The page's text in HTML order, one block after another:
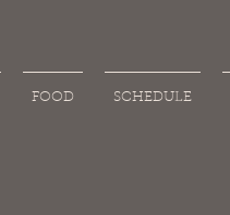
FOOD SCHEDULE